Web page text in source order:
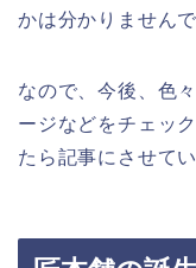
かは分かりませんで
なので、今後、色
ージなどをチェッ
たら記事にさせて